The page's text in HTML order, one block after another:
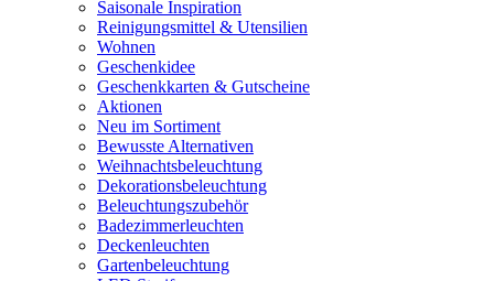
Saisonale Inspiration
Reinigungsmittel & Utensilien
Wohnen
Geschenkidee
Geschenkkarten & Gutscheine
Aktionen
Neu im Sortiment
Bewusste Alternativen
Weihnachtsbeleuchtung
Dekorationsbeleuchtung
Beleuchtungszubehör
Badezimmerleuchten
Deckenleuchten
Gartenbeleuchtung